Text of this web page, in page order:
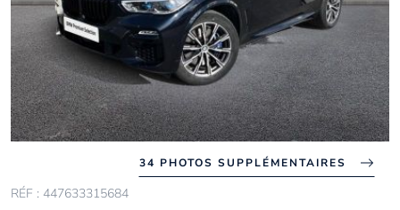
34 PHOTOS SUPPLÉMENTAIRES
RÉF : 447633315684